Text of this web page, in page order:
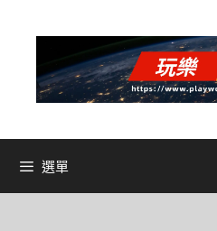
選單